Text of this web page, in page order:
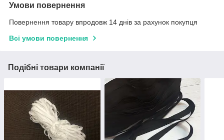
Умови повернення
Повернення товару впродовж 14 днів за рахунок покупця
Всі умови повернення
Подібні товари компанії